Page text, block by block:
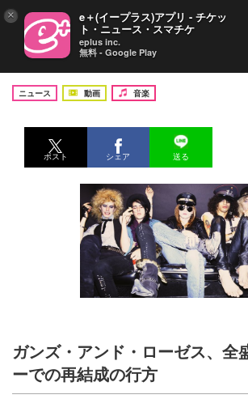
ガンズ、全盛期のメンバー再集結か
ニュース 動画
音楽
ポスト シェア 送る
ガンズ・アンド・ローゼス、全
ーでの再結成の行方
× e＋(イープラス)アプリ - チケッ
ト・ニュース・スマチケ
eplus inc.
無料 - Google Play